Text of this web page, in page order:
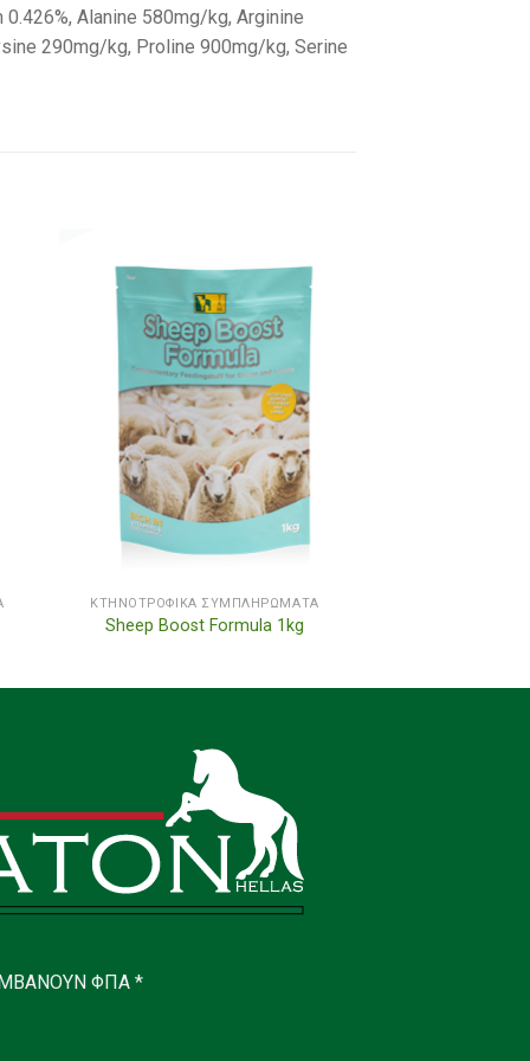
0.426%, Alanine 580mg/kg, Arginine
290mg/kg, Proline 900mg/kg, Serine
ΚΤΗΝΟΤΡΟΦΙΚΆ ΣΥΜΠΛΗΡΏΜΑΤΑ
Sheep Boost Formula 1kg
ΦΠΑ *